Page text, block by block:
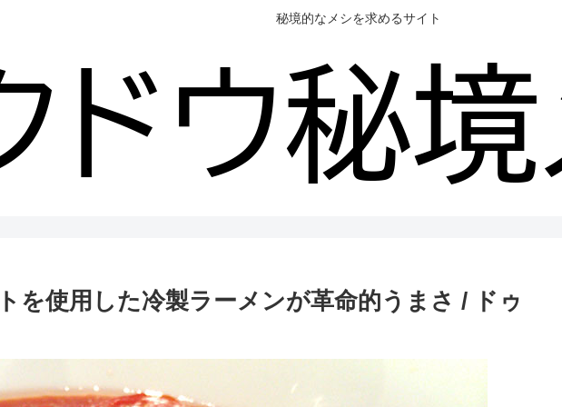
秘境的なメシを求めるサイト
を使用した冷製ラーメンが革命的うまさ / ドゥ